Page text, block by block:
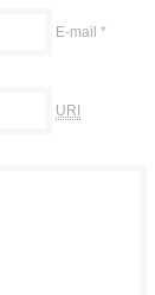
E-mail *
URI